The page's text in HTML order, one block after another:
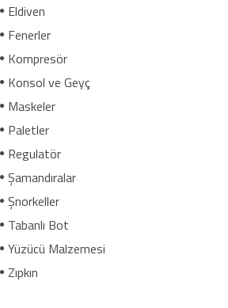
Eldiven
Fenerler
Kompresör
Konsol ve Geyç
Maskeler
Paletler
Regulatör
Şamandıralar
Şnorkeller
Tabanlı Bot
Yüzücü Malzemesi
Zıpkın